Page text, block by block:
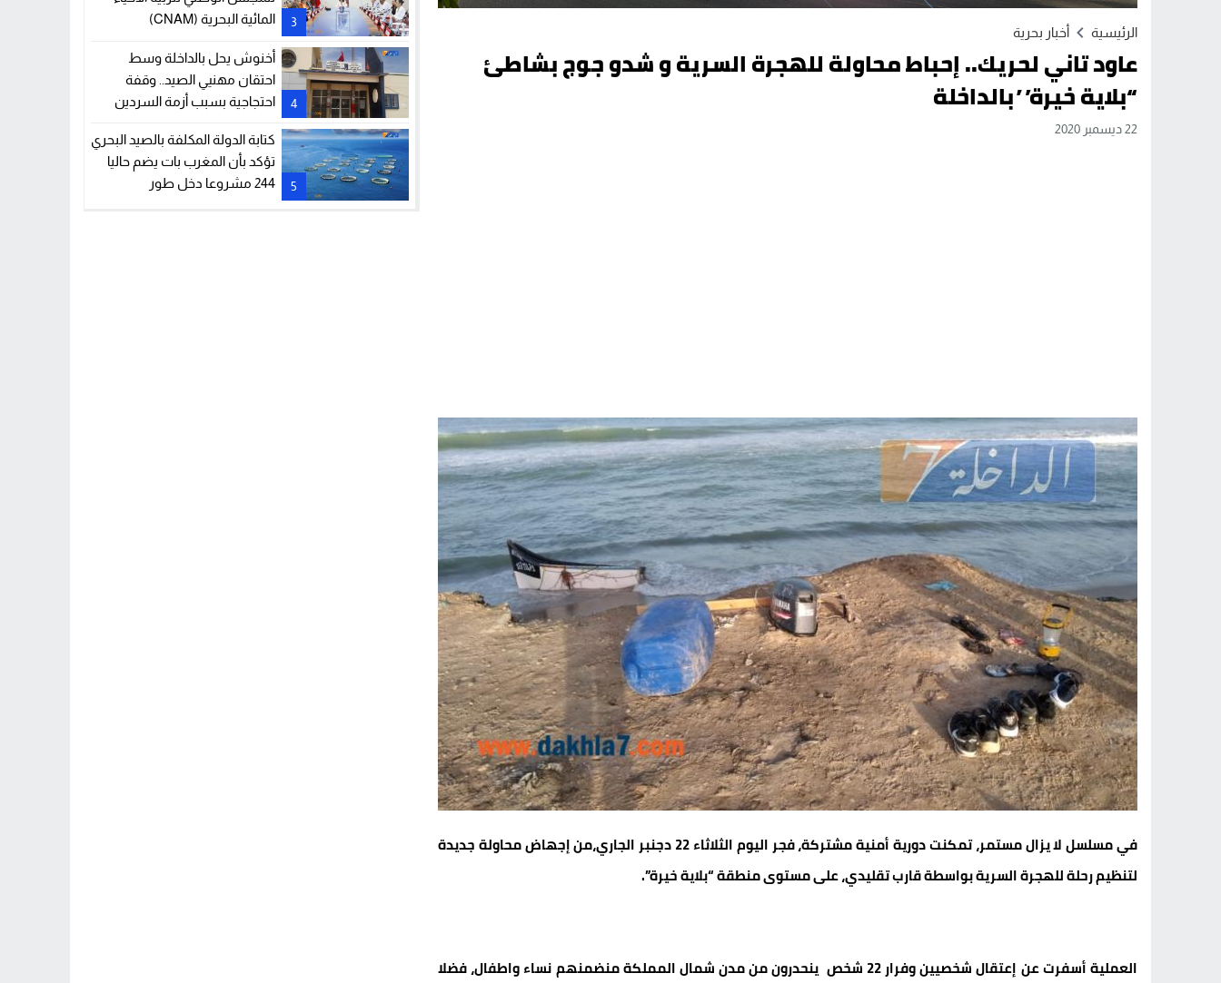
الرئيسية أخبار بحرية
عاود تاني لحريك.. إحباط محاولة للهجرة السرية و شدو جوج بشاطئ
“بلاية خيرة” بالداخلة
22 ديسمبر 2020
في مسلسل لا يزال مستمر، تمكنت دورية أمنية مشتركة، فجر اليوم الثلاثاء 22 دجنبر الجاري،من إجهاض محاولة جديدة
لتنظيم رحلة للهجرة السرية بواسطة قارب تقليدي، على مستوى منطقة “بلاية خيرة”.
العملية أسفرت عن إعتقال شخصيين وفرار 22 شخص ينحدرون من مدن شمال المملكة منضمنهم نساء واطفال، فضلا
3
المائية البحرية (CNAM)
4
أخنوش يحل بالداخلة وسط
احتقان مهنيي الصيد.. وقفة
احتجاجية بسبب أزمة السردين
5
كتابة الدولة المكلفة بالصيد البحري
تؤكد بأن المغرب بات يضم حاليا
244 مشروعا دخل طور